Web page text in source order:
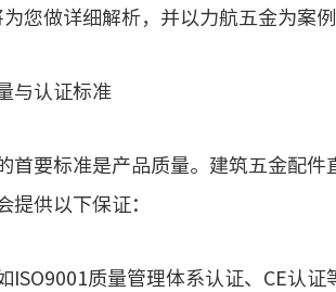
您做详细解析，并以力航五金为案例
认证标准
要标准是产品质量。建筑五金配件
供以下保证：
质量管理体系认证、CE认证